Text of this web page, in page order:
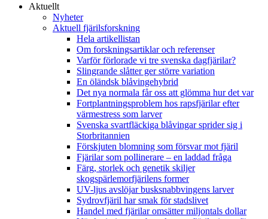
Aktuellt
Nyheter
Aktuell fjärilsforskning
Hela artikellistan
Om forskningsartiklar och referenser
Varför förlorade vi tre svenska dagfjärilar?
Slingrande slåtter ger större variation
En öländsk blåvingehybrid
Det nya normala får oss att glömma hur det var
Fortplantningsproblem hos rapsfjärilar efter
värmestress som larver
Svenska svartfläckiga blåvingar sprider sig i
Storbritannien
Förskjuten blomning som försvar mot fjäril
Fjärilar som pollinerare – en laddad fråga
Färg, storlek och genetik skiljer
skogspärlemorfjärilens former
UV-ljus avslöjar busksnabbvingens larver
Sydrovfjäril har smak för stadslivet
Handel med fjärilar omsätter miljontals dollar